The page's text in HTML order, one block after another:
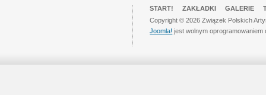
START! ZAKŁADKI GALERIE
Copyright © 2026 Związek Polskich
Joomla! jest wolnym